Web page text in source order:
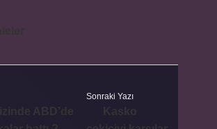
Sonraki Yazı